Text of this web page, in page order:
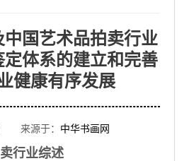
中国艺术品拍卖行业
体系的建立和完善
健康有序发展
来源于： 中华书画网
行业综述